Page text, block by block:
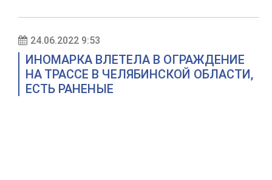
24.06.2022 9:53
ИНОМАРКА ВЛЕТЕЛА В ОГРАЖДЕНИЕ
НА ТРАССЕ В ЧЕЛЯБИНСКОЙ ОБЛАСТИ,
ЕСТЬ РАНЕНЫЕ